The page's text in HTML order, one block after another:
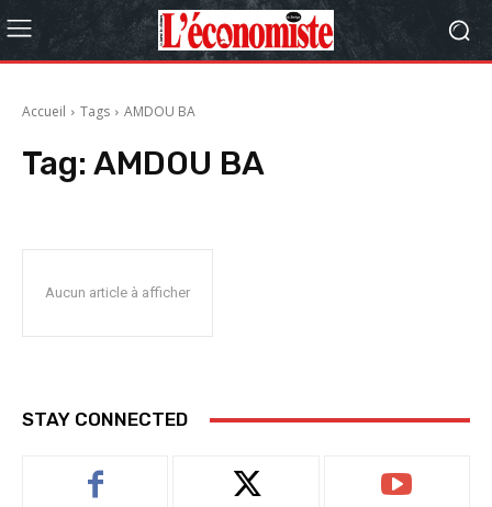
Accueil Tags AMDOU BA
Tag: AMDOU BA
Aucun article à afficher
STAY CONNECTED